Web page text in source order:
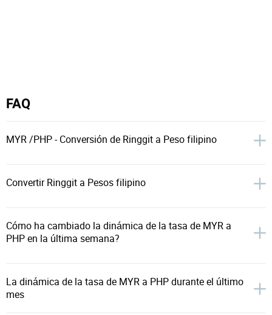
FAQ
MYR /PHP - Conversión de Ringgit a Peso filipino
Convertir Ringgit a Pesos filipino
Cómo ha cambiado la dinámica de la tasa de MYR a
PHP en la última semana?
La dinámica de la tasa de MYR a PHP durante el último
mes